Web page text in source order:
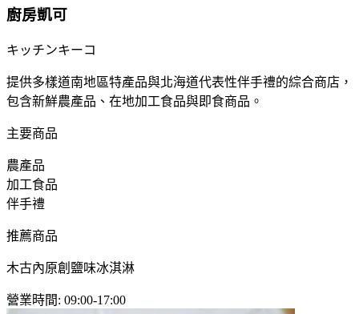
廚房凱可
キッチンキーコ
提供多樣道南地區特產品與北海道代表性伴手禮的綜合商店，
包含新鮮農產品、在地加工食品與即食商品。
主要商品
農產品
加工食品
伴手禮
推薦商品
木古內原創鹽味冰淇淋
營業時間: 09:00-17:00